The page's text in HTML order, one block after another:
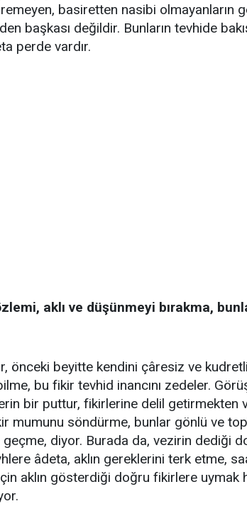
basiretten nasibi olmayanların
başkası değildir. Bunların tevhide
perde vardır.
aklı ve düşünmeyi bırakma,
önceki beyitte kendini çâresiz ve
bu fikir tevhid inancını zedeler.
bir puttur, fikirlerine delil getirmekten
mumunu söndürme, bunlar gönlü ve
diyor. Burada da, vezirin dediği
âdeta, aklın gereklerini terk etme,
aklın gösterdiği doğru fikirlere uymak